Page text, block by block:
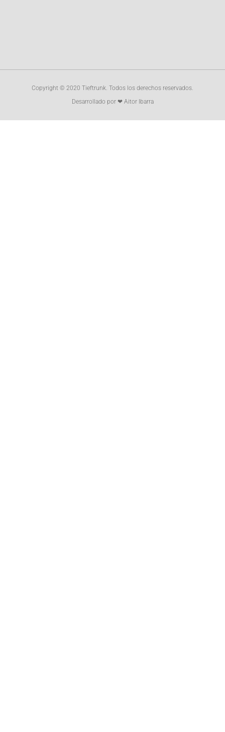
Copyright © 2020 Tieftrunk. Todos los derechos reservados.
Desarrollado por ❤ Aitor Ibarra